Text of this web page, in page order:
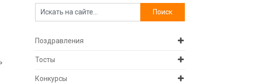
Поздравления
Тосты
Конкурсы